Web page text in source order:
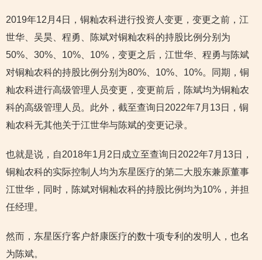
2019年12月4日，铜籼农科进行投资人变更，变更之前，江
世华、吴昊、程勇、陈斌对铜籼农科的持股比例分别为
50%、30%、10%、10%，变更之后，江世华、程勇与陈斌
对铜籼农科的持股比例分别为80%、10%、10%。同期，铜
籼农科进行高级管理人员变更，变更前后，陈斌均为铜籼农
科的高级管理人员。此外，截至查询日2022年7月13日，铜
籼农科无其他关于江世华与陈斌的变更记录。
也就是说，自2018年1月2日成立至查询日2022年7月13日，
铜籼农科的实际控制人均为东星医疗的第二大股东兼原董事
江世华，同时，陈斌对铜籼农科的持股比例均为10%，并担
任经理。
然而，东星医疗客户舒康医疗的数十项专利的发明人，也名
为陈斌。